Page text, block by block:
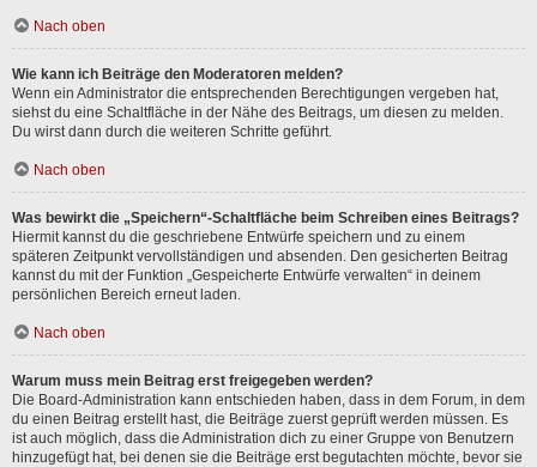
Nach oben
Wie kann ich Beiträge den Moderatoren melden?
Wenn ein Administrator die entsprechenden Berechtigungen vergeben hat,
siehst du eine Schaltfläche in der Nähe des Beitrags, um diesen zu melden.
Du wirst dann durch die weiteren Schritte geführt.
Nach oben
Was bewirkt die „Speichern“-Schaltfläche beim Schreiben eines Beitrags?
Hiermit kannst du die geschriebene Entwürfe speichern und zu einem
späteren Zeitpunkt vervollständigen und absenden. Den gesicherten Beitrag
kannst du mit der Funktion „Gespeicherte Entwürfe verwalten“ in deinem
persönlichen Bereich erneut laden.
Nach oben
Warum muss mein Beitrag erst freigegeben werden?
Die Board-Administration kann entschieden haben, dass in dem Forum, in dem
du einen Beitrag erstellt hast, die Beiträge zuerst geprüft werden müssen. Es
ist auch möglich, dass die Administration dich zu einer Gruppe von Benutzern
hinzugefügt hat, bei denen sie die Beiträge erst begutachten möchte, bevor sie